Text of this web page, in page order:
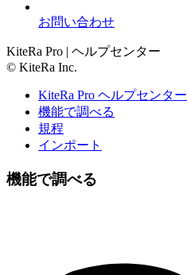
お問い合わせ
KiteRa Pro | ヘルプセンター
© KiteRa Inc.
KiteRa Pro ヘルプセンター
機能で調べる
規程
インポート
機能で調べる